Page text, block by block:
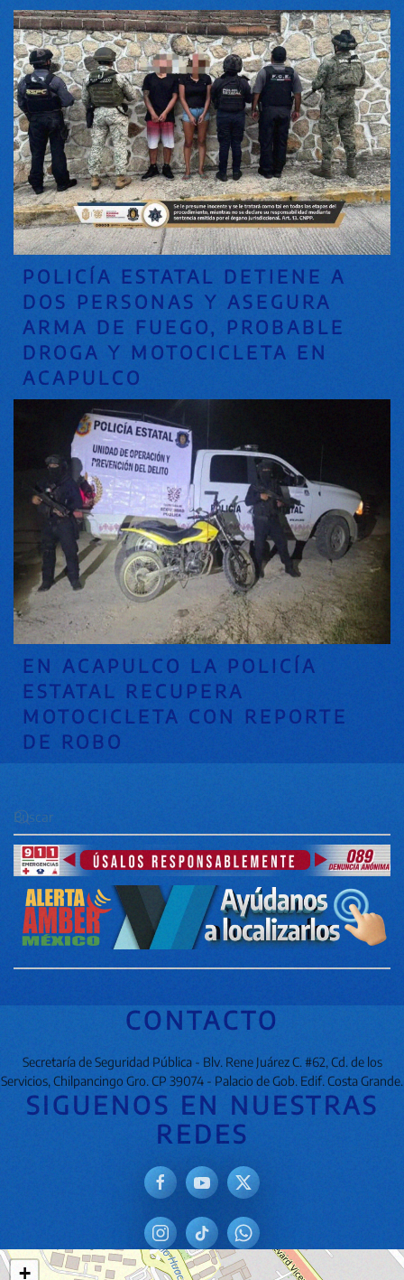
POLICÍA ESTATAL DETIENE A
DOS PERSONAS Y ASEGURA
ARMA DE FUEGO, PROBABLE
DROGA Y MOTOCICLETA EN
ACAPULCO
EN ACAPULCO LA POLICÍA
ESTATAL RECUPERA
MOTOCICLETA CON REPORTE
DE ROBO
CONTACTO
Secretaría de Seguridad Pública - Blv. Rene Juárez C. #62, Cd. de los
Servicios, Chilpancingo Gro. CP 39074 - Palacio de Gob. Edif. Costa Grande.
SIGUENOS EN NUESTRAS
REDES
+